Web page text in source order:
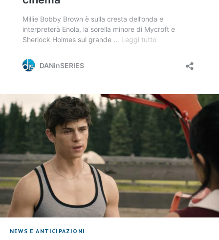
NEWS E ANTICIPAZIONI